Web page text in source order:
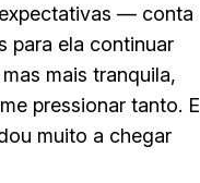
— conta
para ela continuar
mais tranquila,
pressionar tanto. E
muito a chegar